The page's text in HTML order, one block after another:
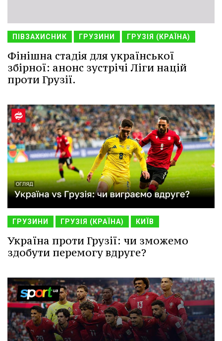
ПІВЗАХИСНИК ГРУЗИНИ ГРУЗІЯ (КРАЇНА)
Фінішна стадія для української
збірної: анонс зустрічі Ліги націй
проти Грузії.
ГРУЗИНИ ГРУЗІЯ (КРАЇНА) КИЇВ
Україна проти Грузії: чи зможемо
здобути перемогу вдруге?